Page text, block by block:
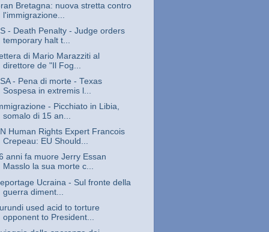
Bretagna: nuova stretta contro
l'immigrazione...
- Death Penalty - Judge orders
temporary halt t...
di Mario Marazziti al
direttore de "Il Fog...
- Pena di morte - Texas
Sospesa in extremis l...
- Picchiato in Libia,
somalo di 15 an...
Human Rights Expert Francois
Crepeau: EU Should...
anni fa muore Jerry Essan
Masslo la sua morte c...
Ucraina - Sul fronte della
guerra diment...
used acid to torture
opponent to President...